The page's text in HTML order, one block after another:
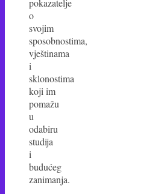
pokazatelje
o
svojim
sposobnostima,
vještinama
i
sklonostima
koji im
pomažu
u
odabiru
studija
i
budućeg
zanimanja.